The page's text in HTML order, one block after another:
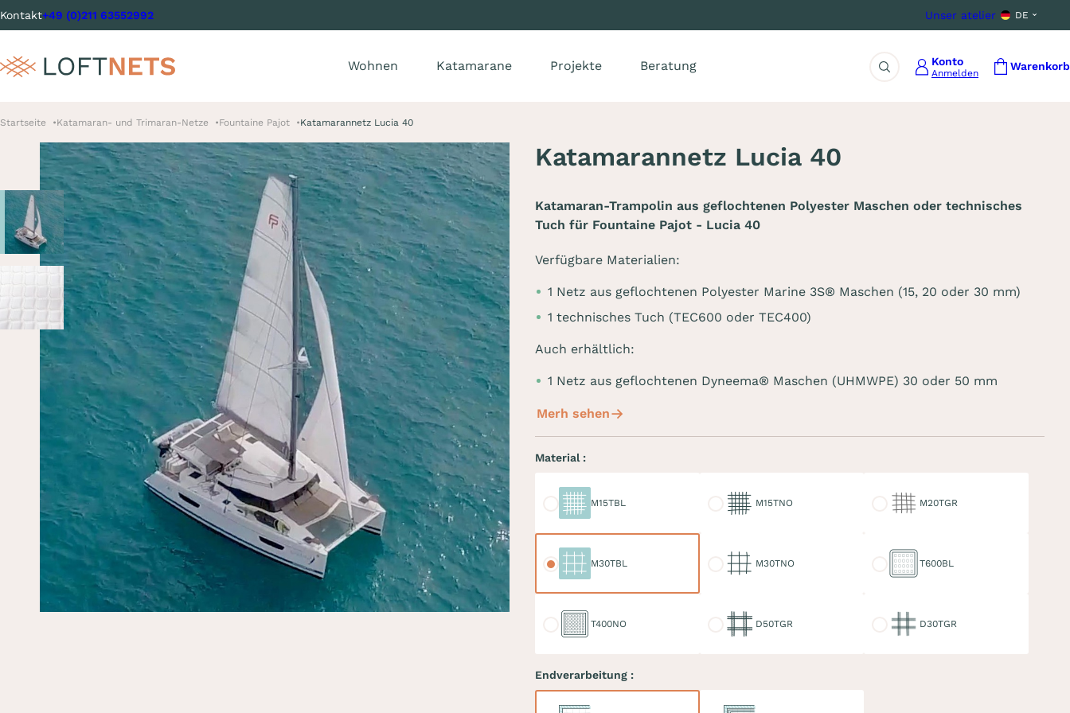
Kontakt+49 (0)211 63552992 Unser atelier DE
Wohnen Katamarane Projekte Beratung
Suche
Konto
Anmelden
Warenkorb
Startseite Katamaran- und Trimaran-Netze Fountaine Pajot Katamarannetz Lucia 40
Katamarannetz Lucia 40
Katamaran-Trampolin aus geflochtenen Polyester Maschen oder technisches
Tuch für Fountaine Pajot - Lucia 40
Verfügbare Materialien:
1 Netz aus geflochtenen Polyester Marine 3S® Maschen (15, 20 oder 30 mm)
1 technisches Tuch (TEC600 oder TEC400)
Auch erhältlich:
1 Netz aus geflochtenen Dyneema® Maschen (UHMWPE) 30 oder 50 mm
Merh sehen
Material :
M15TBL M15TNO M20TGR
M30TBL M30TNO T600BL
T400NO D50TGR D30TGR
Endverarbeitung :